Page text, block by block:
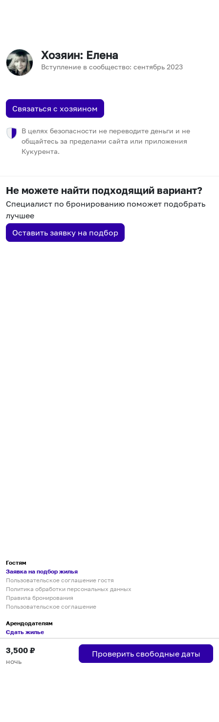
Хозяин: Елена
Вступление в сообщество: сентябрь 2023
Связаться с хозяином
В целях безопасности не переводите деньги и не
общайтесь за пределами сайта или приложения
Кукурента.
Не можете найти подходящий вариант?
Специалист по бронированию поможет подобрать
лучшее
Оставить заявку на подбор
3,500 ₽
ночь
Проверить свободные даты
Гостям
Заявка на подбор жилья
Пользовательское соглашение гостя
Политика обработки персональных данных
Правила бронирования
Пользовательское соглашение
Арендодателям
Сдать жилье
Пользовательское соглашение
Правила публикации объявлений